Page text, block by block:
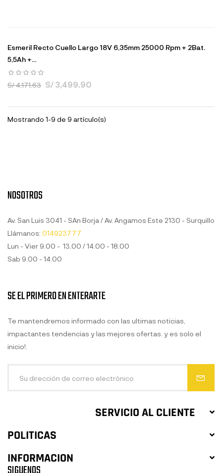
Esmeril Recto Cuello Largo 18V 6,35mm 25000 Rpm + 2Bat.
5,5Ah +...
S/ 4,171.63 S/ 3,499.90
Mostrando 1-9 de 9 artículo(s)
NOSOTROS
Av. San Luis 3041 - SAn Borja / Av. Angamos Este 2130 - Surquillo
Llámanos: 014923777
Lun - Vier 9.00 - 13.00 / 14.00 - 18.00
Sab 9.00 - 14.00
SERVICIO AL CLIENTE
POLITICAS
INFORMACION
SE EL PRIMERO EN ENTERARTE
Te mantendremos informado con las ultimas noticias,
impactantes tendencias y las mejores ofertas. y es solo el
inicio!.